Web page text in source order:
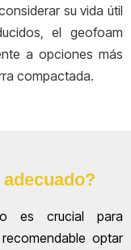
su vida útil
el geofoam
a opciones más
compactada.
es crucial para
optar